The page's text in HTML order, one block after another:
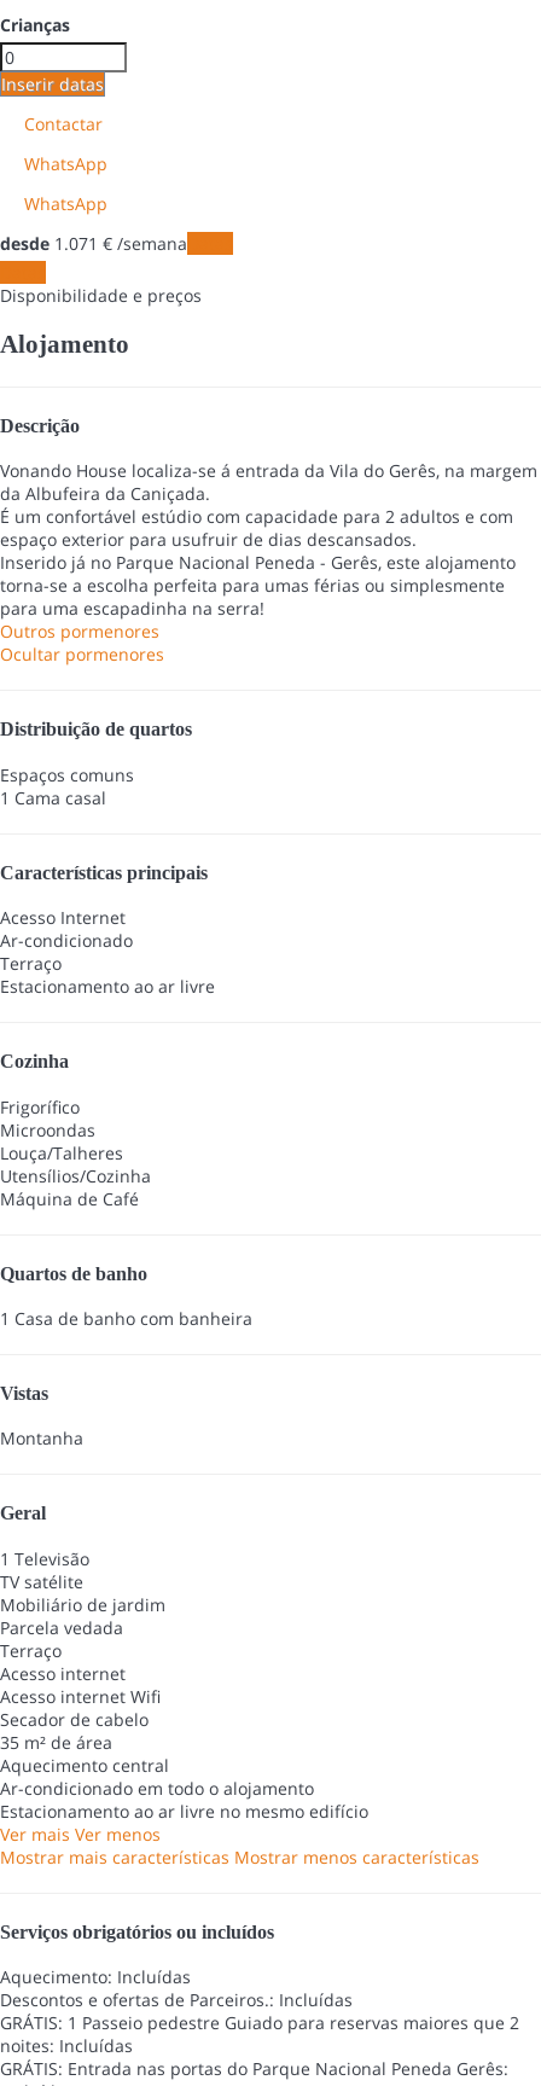
Crianças
Inserir datas
Contactar
WhatsApp
WhatsApp
desde 1.071 € /semana
Disponibilidade e preços
Alojamento
Descrição
Vonando House localiza-se á entrada da Vila do Gerês, na margem
da Albufeira da Caniçada.
É um confortável estúdio com capacidade para 2 adultos e com
espaço exterior para usufruir de dias descansados.
Inserido já no Parque Nacional Peneda - Gerês, este alojamento
torna-se a escolha perfeita para umas férias ou simplesmente
para uma escapadinha na serra!
Outros pormenores
Ocultar pormenores
Distribuição de quartos
Espaços comuns
1 Cama casal
Características principais
Acesso Internet
Ar-condicionado
Terraço
Estacionamento ao ar livre
Cozinha
Frigorífico
Microondas
Louça/Talheres
Utensílios/Cozinha
Máquina de Café
Quartos de banho
1 Casa de banho com banheira
Vistas
Montanha
Geral
1 Televisão
TV satélite
Mobiliário de jardim
Parcela vedada
Terraço
Acesso internet
Acesso internet Wifi
Secador de cabelo
35 m² de área
Aquecimento central
Ar-condicionado em todo o alojamento
Estacionamento ao ar livre no mesmo edifício
Ver mais Ver menos
Mostrar mais características Mostrar menos características
Serviços obrigatórios ou incluídos
Aquecimento: Incluídas
Descontos e ofertas de Parceiros.: Incluídas
GRÁTIS: 1 Passeio pedestre Guiado para reservas maiores que 2
noites: Incluídas
GRÁTIS: Entrada nas portas do Parque Nacional Peneda Gerês: